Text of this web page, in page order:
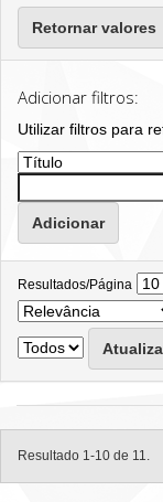
Retornar valores
Adicionar filtros:
Utilizar filtros para
Resultados/Página
Resultado 1-10 de 11.